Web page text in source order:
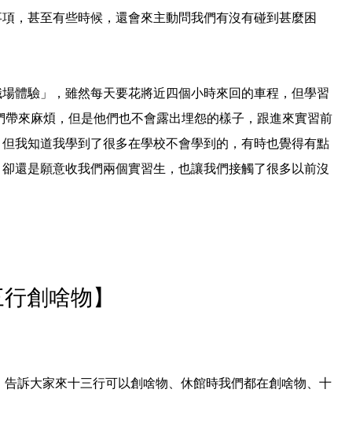
，甚至有些時候，還會來主動問我們有沒有碰到甚麼困
體驗」，雖然每天要花將近四個小時來回的車程，但學習
來麻煩，但是他們也不會露出埋怨的樣子，跟進來實習前
我知道我學到了很多在學校不會學到的，有時也覺得有點
還是願意收我們兩個實習生，也讓我們接觸了很多以前沒
創啥物】
訴大家來十三行可以創啥物、休館時我們都在創啥物、十